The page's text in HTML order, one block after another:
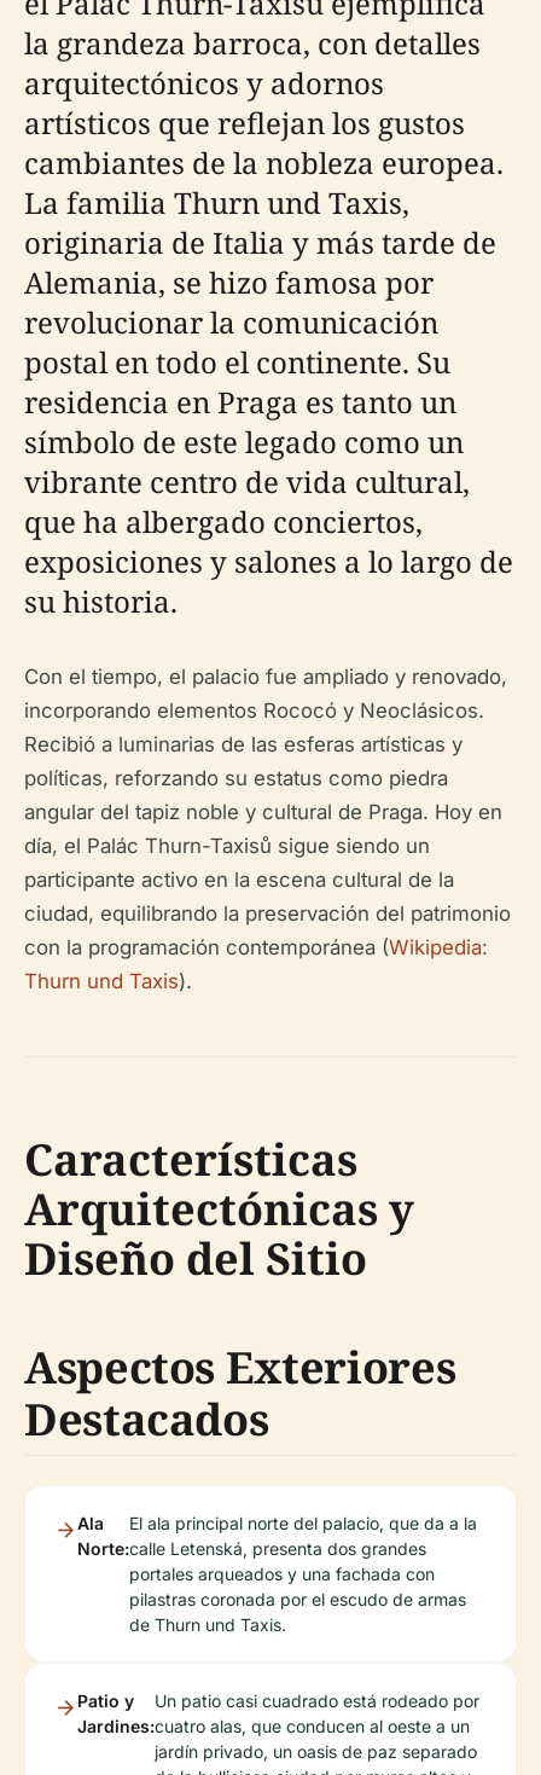
la grandeza barroca, con detalles
arquitectónicos y adornos
artísticos que reflejan los gustos
cambiantes de la nobleza europea.
La familia Thurn und Taxis,
originaria de Italia y más tarde de
Alemania, se hizo famosa por
revolucionar la comunicación
postal en todo el continente. Su
residencia en Praga es tanto un
símbolo de este legado como un
vibrante centro de vida cultural,
que ha albergado conciertos,
exposiciones y salones a lo largo de
su historia.
Con el tiempo, el palacio fue ampliado y renovado,
incorporando elementos Rococó y Neoclásicos.
Recibió a luminarias de las esferas artísticas y
políticas, reforzando su estatus como piedra
angular del tapiz noble y cultural de Praga. Hoy en
día, el Palác Thurn-Taxisů sigue siendo un
participante activo en la escena cultural de la
ciudad, equilibrando la preservación del patrimonio
con la programación contemporánea (Wikipedia:
Thurn und Taxis).
Características
Arquitectónicas y
Diseño del Sitio
Aspectos Exteriores
Destacados
Ala
Norte:
El ala principal norte del palacio, que da a la
calle Letenská, presenta dos grandes
portales arqueados y una fachada con
pilastras coronada por el escudo de armas
de Thurn und Taxis.
Patio y
Jardines:
Un patio casi cuadrado está rodeado por
cuatro alas, que conducen al oeste a un
jardín privado, un oasis de paz separado